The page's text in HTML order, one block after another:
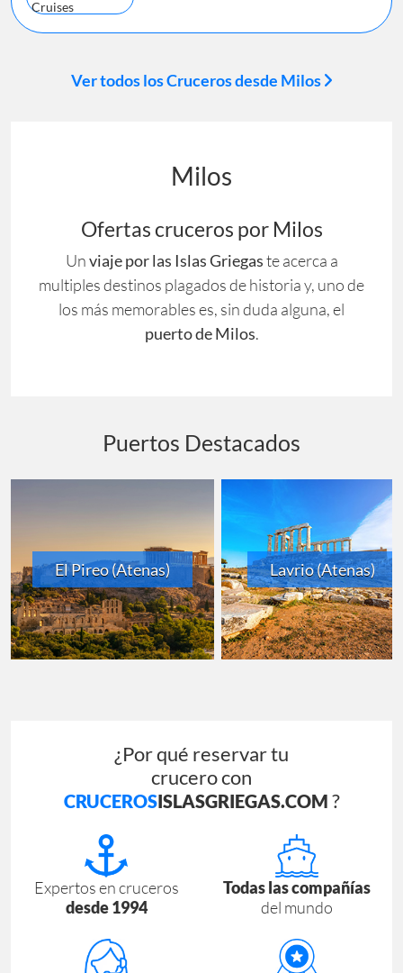
Ver todos los Cruceros desde Milos
Milos
Ofertas cruceros por Milos
Unviaje por las Islas Griegaste acerca a
multiples destinos plagados de historia y, uno de
los más memorables es, sin duda alguna, el
puerto de Milos.
Puertos Destacados
El Pireo (Atenas) Lavrio (Atenas)
¿Por qué reservar tu
crucero con
CRUCEROSISLASGRIEGAS.COM ?
Expertos en cruceros
desde 1994
Todas las compañías
del mundo